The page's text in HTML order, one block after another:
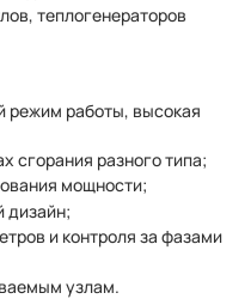
теплогенераторов
режим работы, высокая
сгорания разного типа;
мощности;
дизайн;
и контроля за фазами
узлам.